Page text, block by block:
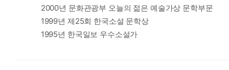
2000년 문화관광부 오늘의 젊은 예술가상 문학부문
1999년 제25회 한국소설 문학상
1995년 한국일보 우수소설가